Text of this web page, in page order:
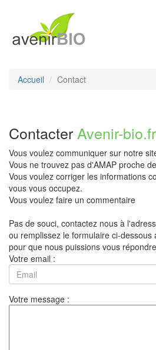
Accueil Contact
Contacter Avenir-bio.fr
Vous voulez communiquer sur notre
Vous ne trouvez pas d'AMAP proche
Vous voulez corriger les informations
vous vous occupez.
Vous voulez faire un commentaire
Pas de souci, contactez nous à
ou remplissez le formulaire ci-dessous
pour que nous puissions vous
Votre email :
Votre message :